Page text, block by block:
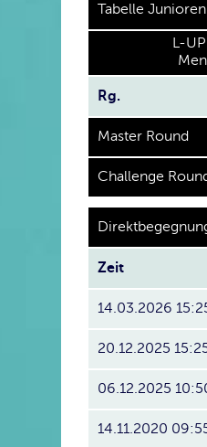
Tabelle
L-
Men
Rg.
Master Round
Challenge
Zeit
14.03.2026
20.12.2025
06.12.2025
14.11.2020